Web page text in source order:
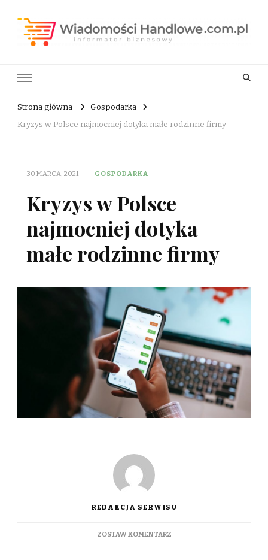
Strona główna
Gospodarka
Kryzys w Polsce najmocniej dotyka małe rodzinne firmy
30 MARCA, 2021 GOSPODARKA
Kryzys w Polsce
najmocniej dotyka
małe rodzinne firmy
REDAKCJA SERWISU
ZOSTAW KOMENTARZDO